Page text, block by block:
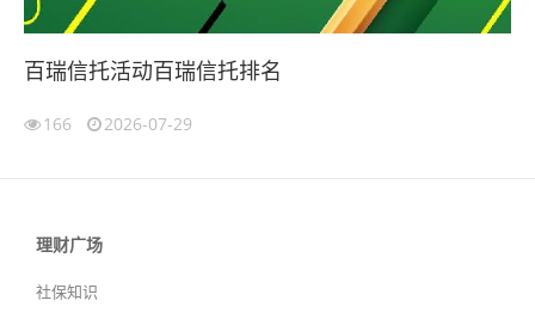
百瑞信托活动百瑞信托排名
166 2026-07-29
理财广场
社保知识